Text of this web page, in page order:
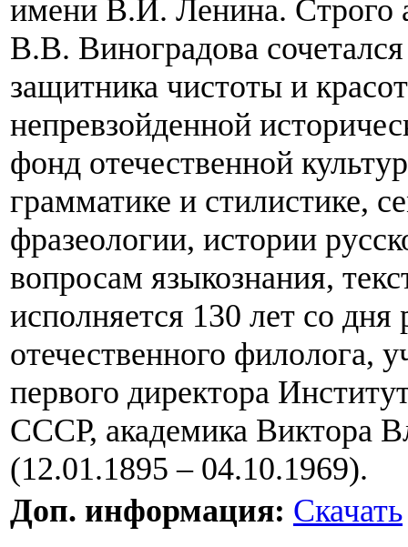
имени В.И. Ленина. Строго
В.В. Виноградова
защитника чистоты и
непревзойденной
фонд отечественной
грамматике и стилистике,
фразеологии, истории
вопросам языкознания,
исполняется 130 лет со
отечественного филолога,
первого директора
СССР, академика Виктора
(12.01.1895 – 04.10.1969).
Доп. информация: Скачать